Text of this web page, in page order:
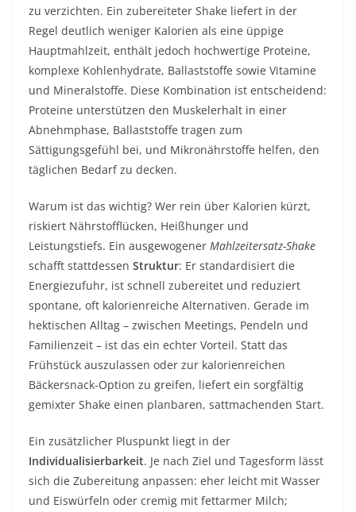
zu verzichten. Ein zubereiteter Shake liefert in der
Regel deutlich weniger Kalorien als eine üppige
Hauptmahlzeit, enthält jedoch hochwertige Proteine,
komplexe Kohlenhydrate, Ballaststoffe sowie Vitamine
und Mineralstoffe. Diese Kombination ist entscheidend:
Proteine unterstützen den Muskelerhalt in einer
Abnehmphase, Ballaststoffe tragen zum
Sättigungsgefühl bei, und Mikronährstoffe helfen, den
täglichen Bedarf zu decken.
Warum ist das wichtig? Wer rein über Kalorien kürzt,
riskiert Nährstofflücken, Heißhunger und
Leistungstiefs. Ein ausgewogener Mahlzeitersatz-Shake
schafft stattdessen Struktur: Er standardisiert die
Energiezufuhr, ist schnell zubereitet und reduziert
spontane, oft kalorienreiche Alternativen. Gerade im
hektischen Alltag – zwischen Meetings, Pendeln und
Familienzeit – ist das ein echter Vorteil. Statt das
Frühstück auszulassen oder zur kalorienreichen
Bäckersnack-Option zu greifen, liefert ein sorgfältig
gemixter Shake einen planbaren, sattmachenden Start.
Ein zusätzlicher Pluspunkt liegt in der
Individualisierbarkeit. Je nach Ziel und Tagesform lässt
sich die Zubereitung anpassen: eher leicht mit Wasser
und Eiswürfeln oder cremig mit fettarmer Milch;